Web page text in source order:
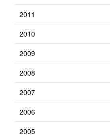
2011
2010
2009
2008
2007
2006
2005